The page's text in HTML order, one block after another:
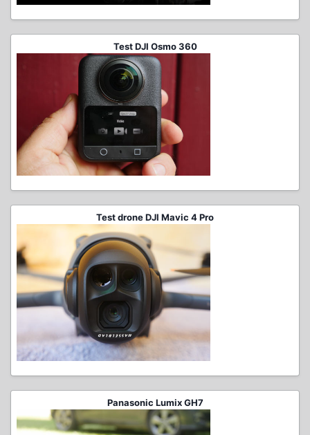
Test DJI Osmo 360
Test drone DJI Mavic 4 Pro
Panasonic Lumix GH7